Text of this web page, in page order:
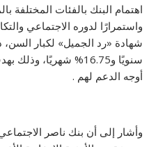
اهتمام البنك بالفئات المختلفة
واستمرارًا لدوره الاجتماعي
سنويًا و16.75% شهريًا،
أوجه الدعم لهم .
وأشار إلى أن بنك ناصر